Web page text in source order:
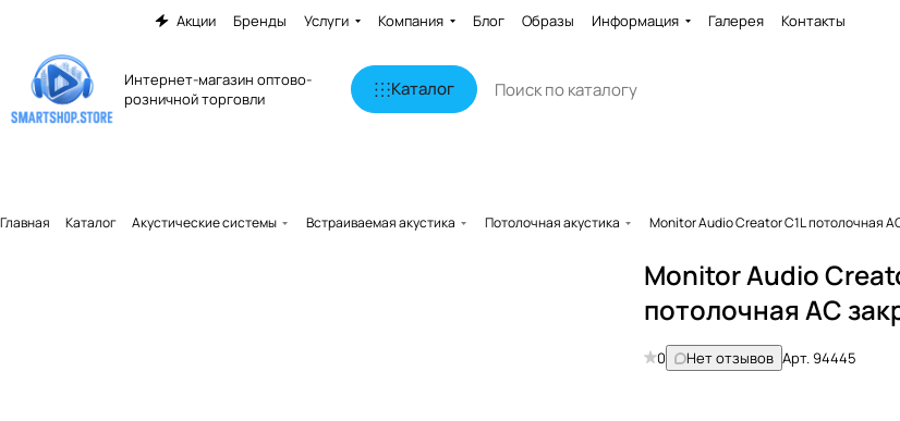
Акции Бренды Услуги Компания Блог Образы Информация Галерея Контакты
Интернет-магазин оптово-
розничной торговли
Каталог
Главная Каталог Акустические системы Встраиваемая акустика Потолочная акустика Monitor Audio Creator C1L потолочная
Monitor Audio
потолочная АС
0 Нет отзывов Арт.94445